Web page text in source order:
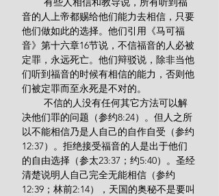
音的人上帝都赐给他们能力去相信，只要
他们做如此的选择。他们引用《马可福
音》第十六章16节说，不信福音的人必被
定罪，永远死亡。他们辩驳说，除非当他
们听到福音的时候有相信的能力，否则他
们被定罪而至永死是不对的。
决他们罪的问题（参约8:24）。但人之所
以不能相信乃是人自己的自作自受（参约
12:37）。拒绝接受福音的人是出于他们
的自由选择（参太23:37；约5:40）。圣经
清楚说明人自己完全无能相信（参约
12:39；林前2:14），天国的奥秘不是要叫